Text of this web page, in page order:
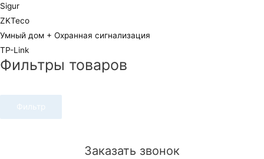
Sigur
ZKTeco
Умный дом + Охранная сигнализация
TP-Link
Фильтры товаров
Фильтр
Заказать звонок